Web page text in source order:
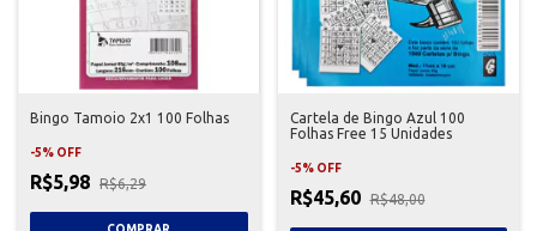
Bingo Tamoio 2x1 100 Folhas
-5% OFF
R$5,98 R$6,29
Cartela de Bingo Azul 100
Folhas Free 15 Unidades
-5% OFF
R$45,60 R$48,00